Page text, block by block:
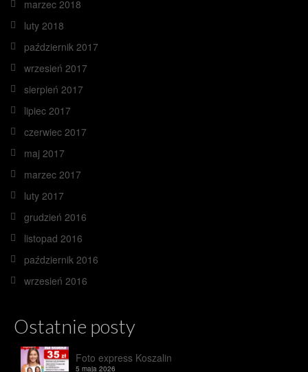
marzec 2018
luty 2018
październik 2017
wrzesień 2017
sierpień 2017
lipiec 2017
czerwiec 2017
maj 2017
marzec 2017
luty 2017
grudzień 2016
listopad 2016
październik 2016
wrzesień 2016
Ostatnie posty
Foto express Koszalin
5 maja 2026